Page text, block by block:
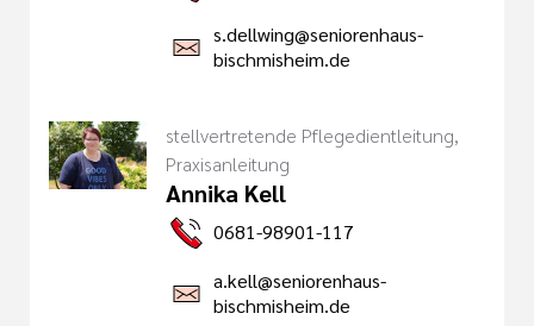
s.dellwing@seniorenhaus-
bischmisheim.de
stellvertretende Pflegedientleitung,
Praxisanleitung
Annika Kell
0681-98901-117
a.kell@seniorenhaus-
bischmisheim.de